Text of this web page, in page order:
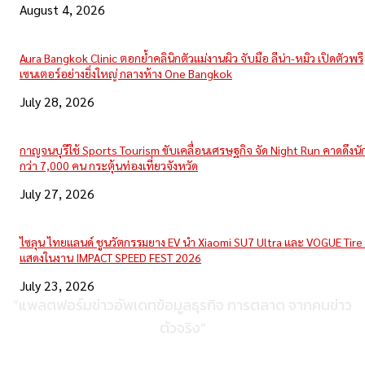
August 4, 2026
Aura Bangkok Clinic ตอกย้ำคลินิกตัวแม่งานผิว จับมือ ลีน่า-หมิว เปิดตัวพรี
เซนเตอร์อย่างยิ่งใหญ่ กลางห้าง One Bangkok
July 28, 2026
กาญจนบุรีใช้ Sports Tourism ขับเคลื่อนเศรษฐกิจ จัด Night Run คาดดึงนั
กว่า 7,000 คน กระตุ้นท่องเที่ยวจังหวัด
July 27, 2026
ไซลุน ไทยแลนด์ ชูนวัตกรรมยาง EV นำ Xiaomi SU7 Ultra และ VOGUE
แสดงในงาน IMPACT SPEED FEST 2026
July 23, 2026